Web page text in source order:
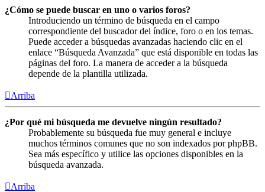
¿Cómo se puede buscar en uno o varios foros?
Introduciendo un término de búsqueda en el campo
correspondiente del buscador del índice, foro o en los temas.
Puede acceder a búsquedas avanzadas haciendo clic en el
enlace “Búsqueda Avanzada” que está disponible en todas las
páginas del foro. La manera de acceder a la búsqueda
depende de la plantilla utilizada.
Arriba
¿Por qué mi búsqueda me devuelve ningún resultado?
Probablemente su búsqueda fue muy general e incluye
muchos términos comunes que no son indexados por phpBB.
Sea más específico y utilice las opciones disponibles en la
búsqueda avanzada.
Arriba